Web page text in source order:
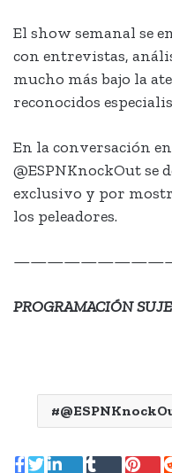
El show semanal se
con entrevistas,
mucho más bajo la
reconocidos
En la conversación
@ESPNKnockOut se
exclusivo y por
los peleadores.
PROGRAMACIÓN
LinkedIn
Tumblr